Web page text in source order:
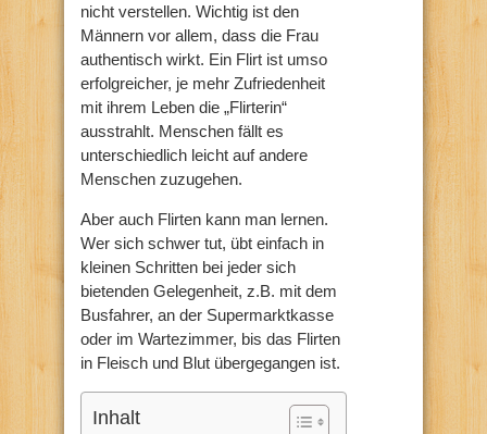
nicht verstellen. Wichtig ist den
Männern vor allem, dass die Frau
authentisch wirkt. Ein Flirt ist umso
erfolgreicher, je mehr Zufriedenheit
mit ihrem Leben die „Flirterin“
ausstrahlt. Menschen fällt es
unterschiedlich leicht auf andere
Menschen zuzugehen.
Aber auch Flirten kann man lernen.
Wer sich schwer tut, übt einfach in
kleinen Schritten bei jeder sich
bietenden Gelegenheit, z.B. mit dem
Busfahrer, an der Supermarktkasse
oder im Wartezimmer, bis das Flirten
in Fleisch und Blut übergegangen ist.
Inhalt